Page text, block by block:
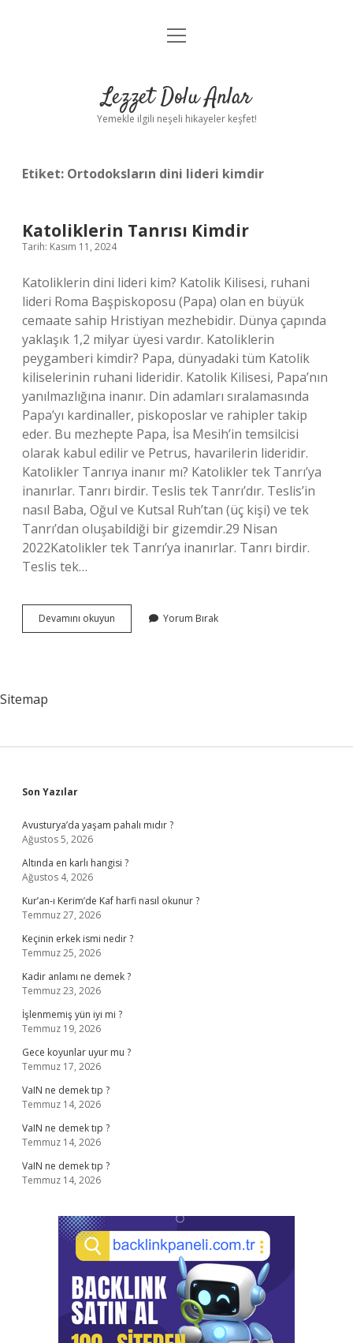
Anasayfa
Yasal Uyarı
menüyü
Lezzet Dolu Anlar
Yemekle ilgili neşeli hikayeler keşfet!
Etiket: Ortodoksların dini lideri kimdir
Katoliklerin Tanrısı Kimdir
Tarih: Kasım 11, 2024
Katoliklerin dini lideri kim? Katolik Kilisesi, ruhani
lideri Roma Başpiskoposu (Papa) olan en büyük
cemaate sahip Hristiyan mezhebidir. Dünya çapında
yaklaşık 1,2 milyar üyesi vardır. Katoliklerin
peygamberi kimdir? Papa, dünyadaki tüm Katolik
kiliselerinin ruhani lideridir. Katolik Kilisesi, Papa’nın
yanılmazlığına inanır. Din adamları sıralamasında
Papa’yı kardinaller, piskoposlar ve rahipler takip
eder. Bu mezhepte Papa, İsa Mesih’in temsilcisi
olarak kabul edilir ve Petrus, havarilerin lideridir.
Katolikler Tanrıya inanır mı? Katolikler tek Tanrı’ya
inanırlar. Tanrı birdir. Teslis tek Tanrı’dır. Teslis’in
nasıl Baba, Oğul ve Kutsal Ruh’tan (üç kişi) ve tek
Tanrı’dan oluşabildiği bir gizemdir.29 Nisan
2022Katolikler tek Tanrı’ya inanırlar. Tanrı birdir.
Teslis tek…
Devamını okuyun Katoliklerin
Tanrısı
Yorum Bırak
Sitemap
Sidebar
Son Yazılar
Avusturya’da yaşam pahalı mıdır ?
Ağustos 5, 2026
Altında en karlı hangisi ?
Ağustos 4, 2026
Kur’an-ı Kerim’de Kaf harfi nasıl okunur ?
Temmuz 27, 2026
Keçinin erkek ismi nedir ?
Temmuz 25, 2026
Kadir anlamı ne demek ?
Temmuz 23, 2026
İşlenmemiş yün iyi mi ?
Temmuz 19, 2026
Gece koyunlar uyur mu ?
Temmuz 17, 2026
VaIN ne demek tıp ?
Temmuz 14, 2026
VaIN ne demek tıp ?
Temmuz 14, 2026
VaIN ne demek tıp ?
Temmuz 14, 2026